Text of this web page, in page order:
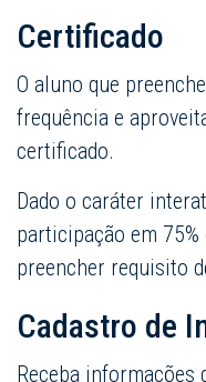
Certificado
O aluno que
frequência e
certificado.
Dado o caráter
participação em
preencher requisito
Cadastro de
Receba informações